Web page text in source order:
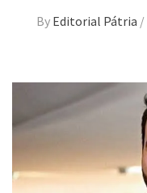
By Editorial Pátria /